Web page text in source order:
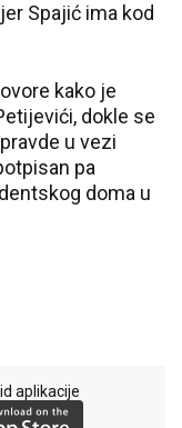
Spajić ima kod
kako je
dokle se
u vezi
pa
doma u
aplikacije